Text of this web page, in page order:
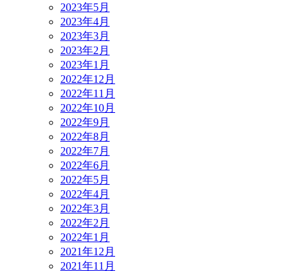
2023年5月
2023年4月
2023年3月
2023年2月
2023年1月
2022年12月
2022年11月
2022年10月
2022年9月
2022年8月
2022年7月
2022年6月
2022年5月
2022年4月
2022年3月
2022年2月
2022年1月
2021年12月
2021年11月